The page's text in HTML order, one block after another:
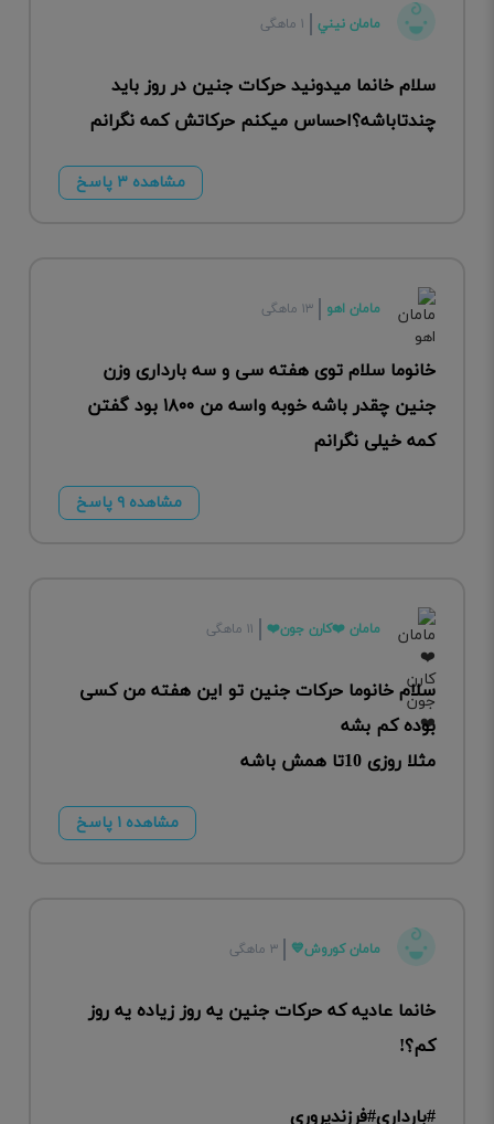
مامان نيني ۱ ماهگی
سلام خانما ميدونيد حركات جنين در روز بايد
چندتاباشه؟احساس ميكنم حركاتش كمه نگرانم
مشاهده ۳ پاسخ
مامان اهو ۱۳ ماهگی
خانوما سلام توی هفته سی و سه بارداری وزن
جنین چقدر باشه خوبه واسه من ۱۸۰۰ بود گفتن
کمه خیلی نگرانم
مشاهده ۹ پاسخ
مامان ❤️کارن جون❤️ ۱۱ ماهگی
سلام خانوما حرکات جنین تو این هفته من کسی
بوده کم بشه
مثلا روزی 10تا همش باشه
مشاهده ۱ پاسخ
مامان کوروش💙 ۳ ماهگی
خانما عادیه که حرکات جنین یه روز زیاده یه روز
کم؟!
#بارداری#فرزندپروری